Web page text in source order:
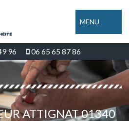
MENU
96 06 65 65 87 86
ATTIGNAT 01340